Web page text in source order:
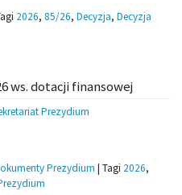
2026, 85/26, Decyzja, Decyzja
ws. dotacji finansowej
Prezydium
Prezydium | Tagi 2026,